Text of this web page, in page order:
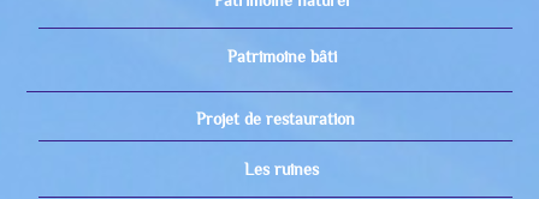
Patrimoine bâti
Projet de restauration
Les ruines